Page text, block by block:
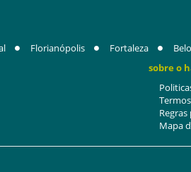
Florianópolis Fortaleza
sobre o
Mapa